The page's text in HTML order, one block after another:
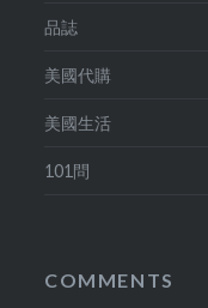
品誌
美國代購
美國生活
101問
COMMENTS